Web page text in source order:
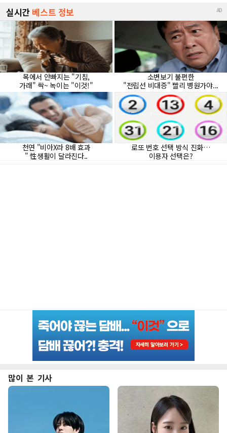
많이 본 기사